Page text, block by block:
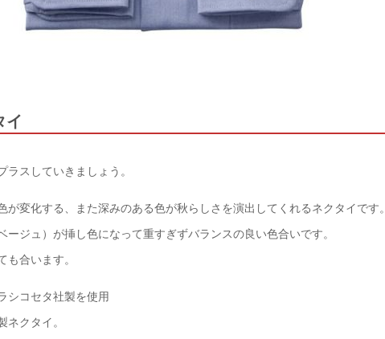
イ
ラスしていきましょう。
が変化する、また深みのある色が秋らしさを演出してくれるネクタイです。
ージュ）が挿し色になって重すぎずバランスの良い色合いです。
も合います。
シコセタ社製を使用
ネクタイ。